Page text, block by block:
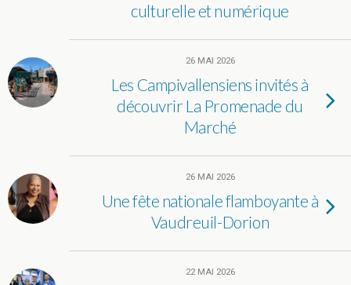
culturelle et numérique
26 MAI 2026
Les Campivallensiens invités à
découvrir La Promenade du
Marché
26 MAI 2026
Une fête nationale flamboyante à
Vaudreuil-Dorion
22 MAI 2026